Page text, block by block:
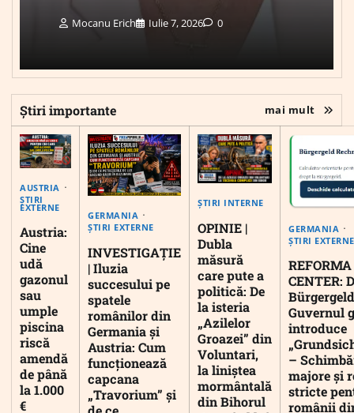
Mocanu Erich Iulie 7, 2026 0
Știri importante mai mult
AUSTRIA
ȘTIRI
EXTERNE
Austria:
Cine
udă
gazonul
sau
umple
piscina
riscă
amendă
de până
la 1.000
€
GERMANIA
ȘTIRI EXTERNE
INVESTIGAȚIE
| Iluzia
succesului pe
spatele
românilor din
Germania și
Austria: Cum
funcționează
capcana
„Travorium” și
ȘTIRI INTERNE
OPINIE |
Dubla
măsură
care pute a
politică: De
la isteria
„Azilelor
Groazei” din
Voluntari,
la liniștea
mormântală
din Bihorul
GERMANIA
ȘTIRI EXTERNE
CENTER:
Guvernul
introduce
–
majore și
stricte
românii